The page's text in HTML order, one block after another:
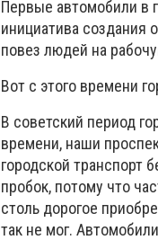
Первые автомобили в
инициатива создания
повез людей на
Вот с этого времени
В советский период
времени, наши
городской транспорт
пробок, потому что
столь дорогое
так не мог.